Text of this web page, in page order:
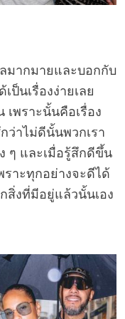
มากมายและบอกกับ
ป็นเรื่องง่ายเลย
เพราะนั้นคือเรื่อง
ว่าไม่ดีนั้นพวกเรา
ๆ และเมื่อรู้สึกดีขึ้น
ราะทุกอย่างจะดีได้
สิ่งที่มีอยู่แล้วนั้นเอง